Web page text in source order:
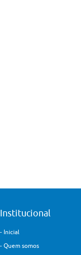
Institucional
- Inicial
- Quem somos